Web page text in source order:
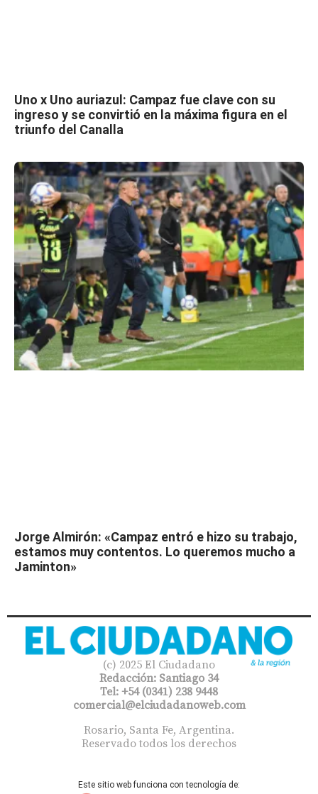
Uno x Uno auriazul: Campaz fue clave con su
ingreso y se convirtió en la máxima figura en el
triunfo del Canalla
Jorge Almirón: «Campaz entró e hizo su trabajo,
estamos muy contentos. Lo queremos mucho a
Jaminton»
(c) 2025 El Ciudadano
Redacción: Santiago 34
Tel: +54 (0341) 238 9448
comercial@elciudadanoweb.com​
Rosario, Santa Fe, Argentina.
Reservado todos los derechos
Este sitio web funciona con tecnología de: